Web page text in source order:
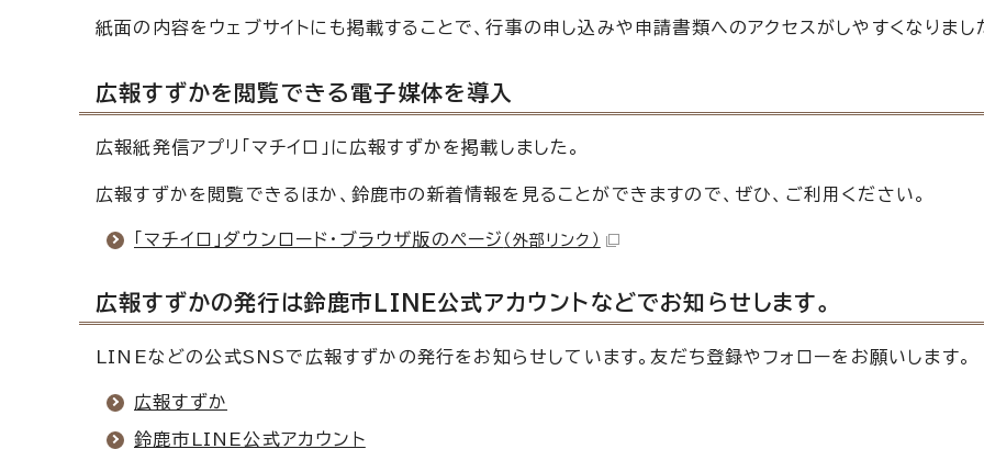
紙面の内容をウェブサイトにも掲載することで、行事の申し込みや申請書類へのアクセスがしやすくなりまし
広報すずかを閲覧できる電子媒体を導入
広報紙発信アプリ「マチイロ」に広報すずかを掲載しました。
広報すずかを閲覧できるほか、鈴鹿市の新着情報を見ることができますので、ぜひ、ご利用ください。
「マチイロ」ダウンロード・ブラウザ版のページ （外部リンク）
広報すずかの発行は鈴鹿市LINE公式アカウントなどでお知らせします。
LINEなどの公式SNSで広報すずかの発行をお知らせしています。友だち登録やフォローをお願いします。
広報すずか
鈴鹿市LINE公式アカウント